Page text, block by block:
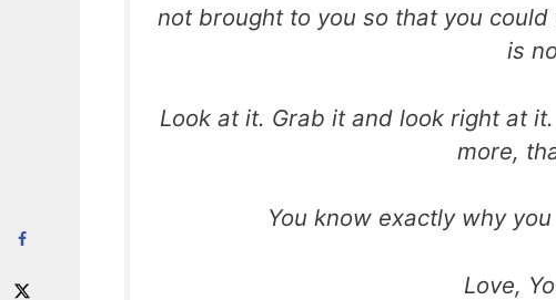
not brought to you so that you could
is
Look at it. Grab it and look right at
more,
You know exactly why
Love,